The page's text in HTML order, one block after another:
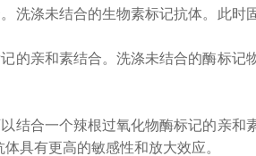
洗涤未结合的生物素标记抗体。此时
的亲和素结合。洗涤未结合的酶标记
结合一个辣根过氧化物酶标记的亲和
具有更高的敏感性和放大效应。